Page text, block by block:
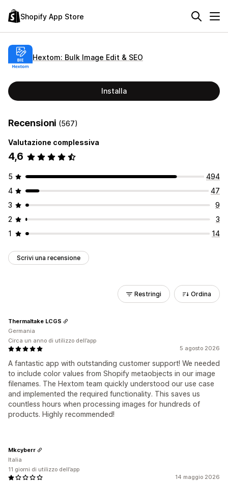
Shopify App Store
Hextom: Bulk Image Edit & SEO
Installa
Recensioni (567)
Valutazione complessiva
4,6
5
494
4
47
3
9
2
3
1
14
Scrivi una recensione
Restringi Ordina
5 agosto 2026
A fantastic app with outstanding customer support! We needed
to include color values from Shopify metaobjects in our image
filenames. The Hextom team quickly understood our use case
and implemented the required functionality. This saves us
countless hours when processing images for hundreds of
products. Highly recommended!
Thermaltake LCGS
Germania
Circa un anno di utilizzo dell’app
14 maggio 2026
Mkcyberr
Italia
11 giorni di utilizzo dell’app